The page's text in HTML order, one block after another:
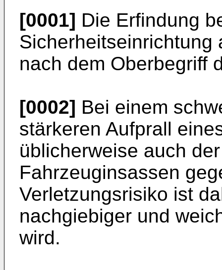
[0001] Die Erfindung
Sicherheitseinrichtung
nach dem Oberbegriff
[0002] Bei einem
stärkeren Aufprall
üblicherweise auch
Fahrzeuginsassen
Verletzungsrisiko ist
nachgiebiger und
wird.